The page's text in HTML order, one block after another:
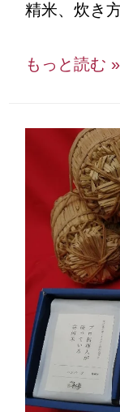
精米、炊き
もっと読む »